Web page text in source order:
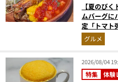
【夏のび
ムバーグに
定「トマト
グルメ
2026/08/04
特集 体験